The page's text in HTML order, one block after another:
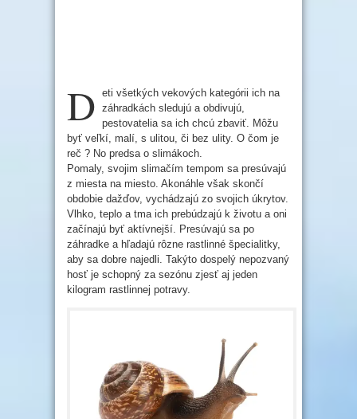
D eti všetkých vekových kategórii ich na
záhradkách sledujú a obdivujú,
pestovatelia sa ich chcú zbaviť. Môžu
byť veľkí, malí, s ulitou, či bez ulity. O čom je
reč ? No predsa o slimákoch.
Pomaly, svojim slimačím tempom sa presúvajú
z miesta na miesto. Akonáhle však skončí
obdobie dažďov, vychádzajú zo svojich úkrytov.
Vlhko, teplo a tma ich prebúdzajú k životu a oni
začínajú byť aktívnejší. Presúvajú sa po
záhradke a hľadajú rôzne rastlinné špecialitky,
aby sa dobre najedli. Takýto dospelý nepozvaný
hosť je schopný za sezónu zjesť aj jeden
kilogram rastlinnej potravy.